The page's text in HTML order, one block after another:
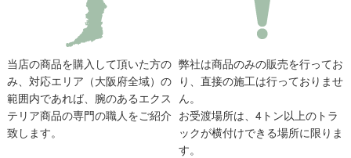
当店の商品を購入して頂いた方の
み、対応エリア（大阪府全域）の
範囲内であれば、腕のあるエクス
テリア商品の専門の職人をご紹介
致します。
弊社は商品のみの販売を行ってお
り、直接の施工は行っておりませ
ん。
お受渡場所は、4トン以上のトラ
ックが横付けできる場所に限りま
す。